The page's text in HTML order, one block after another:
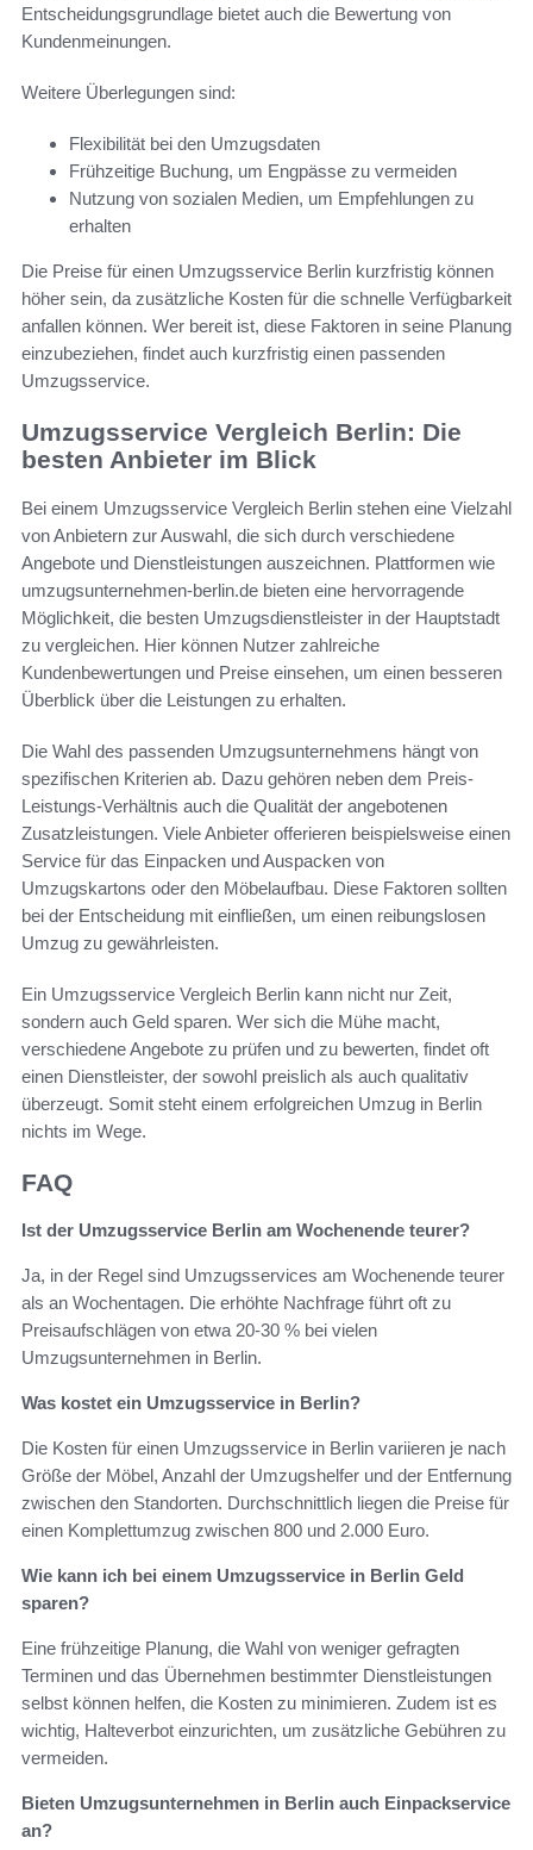
Entscheidungsgrundlage bietet auch die Bewertung von
Kundenmeinungen.
Weitere Überlegungen sind:
Flexibilität bei den Umzugsdaten
Frühzeitige Buchung, um Engpässe zu vermeiden
Nutzung von sozialen Medien, um Empfehlungen zu
erhalten
Die Preise für einen Umzugsservice Berlin kurzfristig können
höher sein, da zusätzliche Kosten für die schnelle Verfügbarkeit
anfallen können. Wer bereit ist, diese Faktoren in seine Planung
einzubeziehen, findet auch kurzfristig einen passenden
Umzugsservice.
Umzugsservice Vergleich Berlin: Die
besten Anbieter im Blick
Bei einem Umzugsservice Vergleich Berlin stehen eine Vielzahl
von Anbietern zur Auswahl, die sich durch verschiedene
Angebote und Dienstleistungen auszeichnen. Plattformen wie
umzugsunternehmen-berlin.de bieten eine hervorragende
Möglichkeit, die besten Umzugsdienstleister in der Hauptstadt
zu vergleichen. Hier können Nutzer zahlreiche
Kundenbewertungen und Preise einsehen, um einen besseren
Überblick über die Leistungen zu erhalten.
Die Wahl des passenden Umzugsunternehmens hängt von
spezifischen Kriterien ab. Dazu gehören neben dem Preis-
Leistungs-Verhältnis auch die Qualität der angebotenen
Zusatzleistungen. Viele Anbieter offerieren beispielsweise einen
Service für das Einpacken und Auspacken von
Umzugskartons oder den Möbelaufbau. Diese Faktoren sollten
bei der Entscheidung mit einfließen, um einen reibungslosen
Umzug zu gewährleisten.
Ein Umzugsservice Vergleich Berlin kann nicht nur Zeit,
sondern auch Geld sparen. Wer sich die Mühe macht,
verschiedene Angebote zu prüfen und zu bewerten, findet oft
einen Dienstleister, der sowohl preislich als auch qualitativ
überzeugt. Somit steht einem erfolgreichen Umzug in Berlin
nichts im Wege.
FAQ
Ist der Umzugsservice Berlin am Wochenende teurer?
Ja, in der Regel sind Umzugsservices am Wochenende teurer
als an Wochentagen. Die erhöhte Nachfrage führt oft zu
Preisaufschlägen von etwa 20-30 % bei vielen
Umzugsunternehmen in Berlin.
Was kostet ein Umzugsservice in Berlin?
Die Kosten für einen Umzugsservice in Berlin variieren je nach
Größe der Möbel, Anzahl der Umzugshelfer und der Entfernung
zwischen den Standorten. Durchschnittlich liegen die Preise für
einen Komplettumzug zwischen 800 und 2.000 Euro.
Wie kann ich bei einem Umzugsservice in Berlin Geld
sparen?
Eine frühzeitige Planung, die Wahl von weniger gefragten
Terminen und das Übernehmen bestimmter Dienstleistungen
selbst können helfen, die Kosten zu minimieren. Zudem ist es
wichtig, Halteverbot einzurichten, um zusätzliche Gebühren zu
vermeiden.
Bieten Umzugsunternehmen in Berlin auch Einpackservice
an?